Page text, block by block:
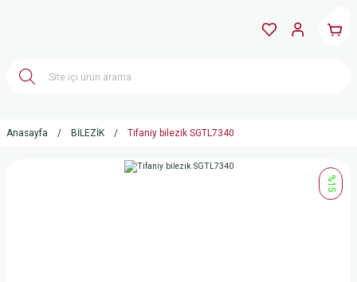
Anasayfa BİLEZİK Tifaniy bilezik SGTL7340
%15